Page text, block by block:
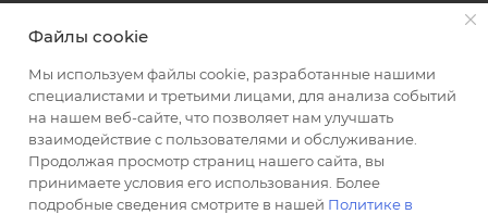
altus@poligraf-kit.ru
Магазин-склад ТЦ "Альтус"
Ростовская обл, Аксайский р-н,
пос. Янтарный, Малое Зеленое
Кольцо, 3, ТЦ "Альтус" 1 этаж
Показать на карте
Файлы cookie
Мы используем файлы cookie, разработанные нашими
специалистами и третьими лицами, для анализа событий
на нашем веб-сайте, что позволяет нам улучшать
взаимодействие с пользователями и обслуживание.
Продолжая просмотр страниц нашего сайта, вы
принимаете условия его использования. Более
подробные сведения смотрите в нашей Политике в